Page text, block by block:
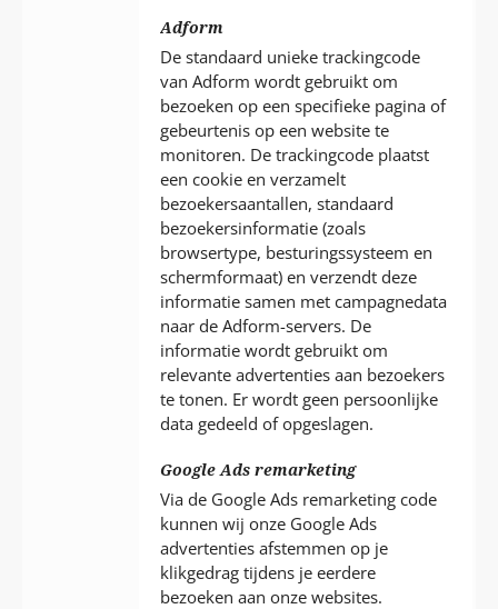
Adform
De standaard unieke trackingcode
van Adform wordt gebruikt om
bezoeken op een specifieke pagina of
gebeurtenis op een website te
monitoren. De trackingcode plaatst
een cookie en verzamelt
bezoekersaantallen, standaard
bezoekersinformatie (zoals
browsertype, besturingssysteem en
schermformaat) en verzendt deze
informatie samen met campagnedata
naar de Adform-servers. De
informatie wordt gebruikt om
relevante advertenties aan bezoekers
te tonen. Er wordt geen persoonlijke
data gedeeld of opgeslagen.
Google Ads remarketing
Via de Google Ads remarketing code
kunnen wij onze Google Ads
advertenties afstemmen op je
klikgedrag tijdens je eerdere
bezoeken aan onze websites.